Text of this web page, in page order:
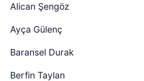
Alican Şengöz
Ayça Gülenç
Baransel Durak
Berfin Taylan